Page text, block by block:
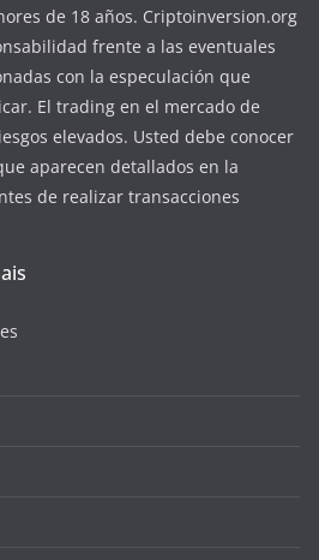
de 18 años. Criptoinversion.org
frente a las eventuales
con la especulación que
El trading en el mercado de
elevados. Usted debe conocer
aparecen detallados en la
de realizar transacciones